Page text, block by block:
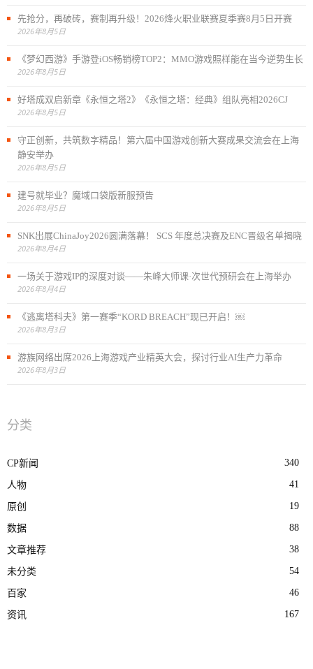
先抢分，再破砖，赛制再升级！2026烽火职业联赛夏季赛8月5日开赛
2026年8月5日
《梦幻西游》手游登iOS畅销榜TOP2：MMO游戏照样能在当今逆势生长
2026年8月5日
好塔成双启新章《永恒之塔2》《永恒之塔：经典》组队亮相2026CJ
2026年8月5日
守正创新，共筑数字精品！第六届中国游戏创新大赛成果交流会在上海
静安举办
2026年8月5日
建号就毕业？魔域口袋版新服预告
2026年8月5日
SNK出展ChinaJoy2026圆满落幕！ SCS 年度总决赛及ENC晋级名单揭晓
2026年8月4日
一场关于游戏IP的深度对谈——朱峰大师课·次世代预研会在上海举办
2026年8月4日
《逃离塔科夫》第一赛季“KORD BREACH”现已开启！￼
2026年8月3日
游族网络出席2026上海游戏产业精英大会，探讨行业AI生产力革命
2026年8月3日
分类
CP新闻 340
人物 41
原创 19
数据 88
文章推荐 38
未分类 54
百家 46
资讯 167